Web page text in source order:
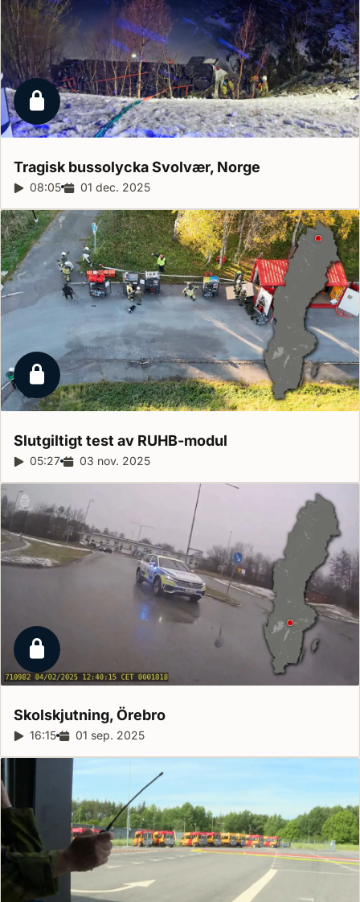
Låst reportage
Tragisk bussolycka Svolvær, Norge
Reportagelängd:
08:05 Releasedatum:
01 dec. 2025
Låst reportage
Slutgiltigt test av RUHB-modul
Reportagelängd:
05:27 Releasedatum:
03 nov. 2025
Låst reportage
Skolskjutning,Örebro
Reportagelängd:
16:15 Releasedatum:
01 sep. 2025